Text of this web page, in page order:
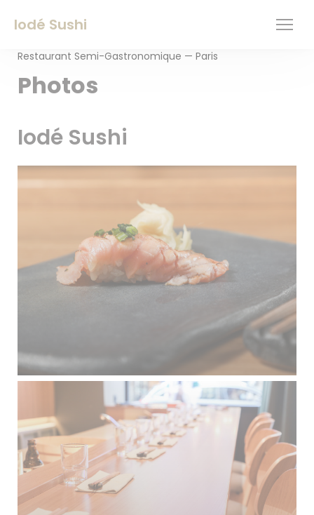
Iodé Sushi
Restaurant Semi-Gastronomique — Paris
Photos
Iodé Sushi